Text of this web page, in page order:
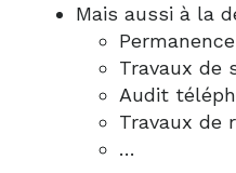
Mais aussi à la
Travaux de
Audit
Travaux de
…